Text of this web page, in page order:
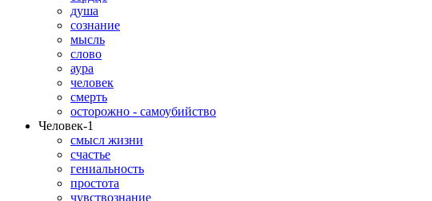
душа
сознание
мысль
слово
аура
человек
смерть
осторожно - самоубийство
Человек-1
смысл жизни
счастье
гениальность
простота
чувствознание